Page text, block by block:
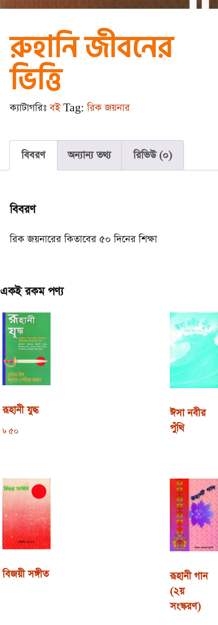
রুহানি জীবনের
ভিত্তি
ক্যাটাগরিঃবই Tag:রিক জয়নার
বিবরণ অন্যান্য তথ্য রিভিউ (0)
বিবরণ
রিক জয়নারের কিতাবের ৫০ দিনের শিক্ষা
একই রকম পণ্য
রূহানী যুদ্ধ
৳ 50
ঈসা নবীর
পুঁথি
বিজয়ী সঙ্গীত
রূহানী গান
(২য়
সংস্করণ)